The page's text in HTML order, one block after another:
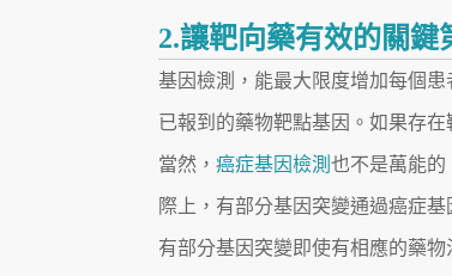
2.讓靶向藥有效的關鍵
基因檢測，能最大限度增加每個
已報到的藥物靶點基因。如果存
當然， 癌症基因檢測 也不是萬能的
際上，有部分基因突變通過癌症
有部分基因突變即使有相應的藥